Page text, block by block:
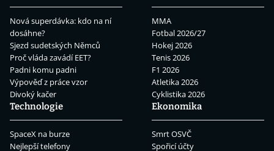
Nová superdávka: kdo na ní
dosáhne?
Sjezd sudetských Němců
Proč vláda zavádí EET?
Padni komu padni
Výpověď z práce vzor
Divoký kačer
MMA
Fotbal 2026/27
Hokej 2026
Tenis 2026
F1 2026
Atletika 2026
Cyklistika 2026
Technologie
SpaceX na burze
Nejlepší telefony
Ekonomika
Smrt OSVČ
Spořicí účty